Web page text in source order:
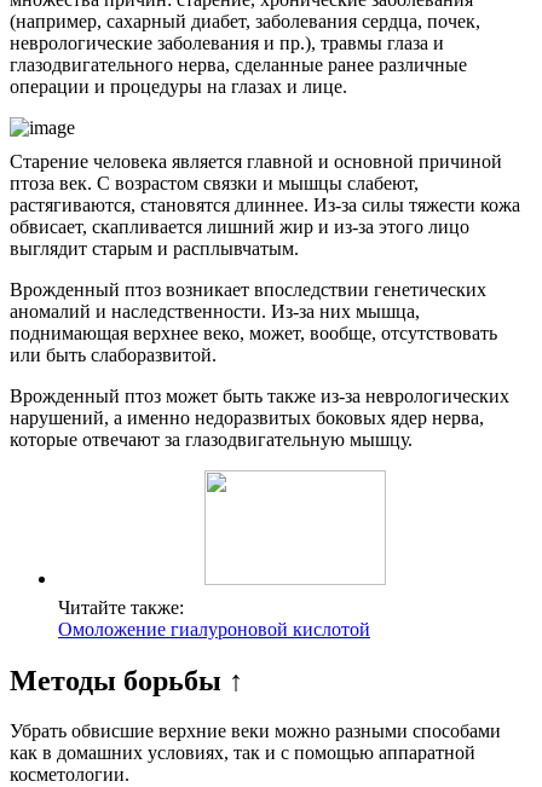
(например, сахарный диабет, заболевания сердца, почек,
неврологические заболевания и пр.), травмы глаза и
глазодвигательного нерва, сделанные ранее различные
операции и процедуры на глазах и лице.
Старение человека является главной и основной причиной
птоза век. С возрастом связки и мышцы слабеют,
растягиваются, становятся длиннее. Из-за силы тяжести кожа
обвисает, скапливается лишний жир и из-за этого лицо
выглядит старым и расплывчатым.
Врожденный птоз возникает впоследствии генетических
аномалий и наследственности. Из-за них мышца,
поднимающая верхнее веко, может, вообще, отсутствовать
или быть слаборазвитой.
Врожденный птоз может быть также из-за неврологических
нарушений, а именно недоразвитых боковых ядер нерва,
которые отвечают за глазодвигательную мышцу.
Читайте также:
Омоложение гиалуроновой кислотой
Методы борьбы ↑
Убрать обвисшие верхние веки можно разными способами
как в домашних условиях, так и с помощью аппаратной
косметологии.